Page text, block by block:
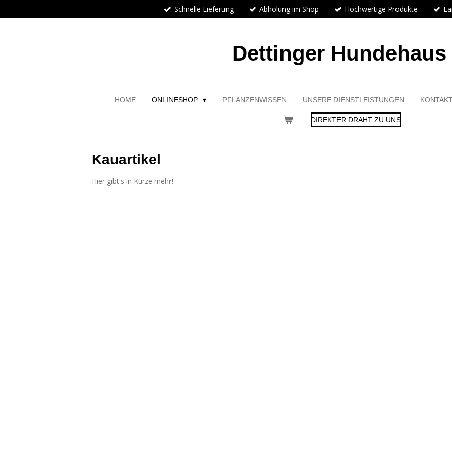
Hauptinhalt
Schnelle Lieferung Abholung im Shop Hochwertige Produkte
Dettinger Hundehaus
HOME ONLINESHOP PFLANZENWISSEN UNSERE DIENSTLEISTUNGEN
DIREKTER DRAHT ZU UNS
Kauartikel
Hier gibt's in Kürze mehr!